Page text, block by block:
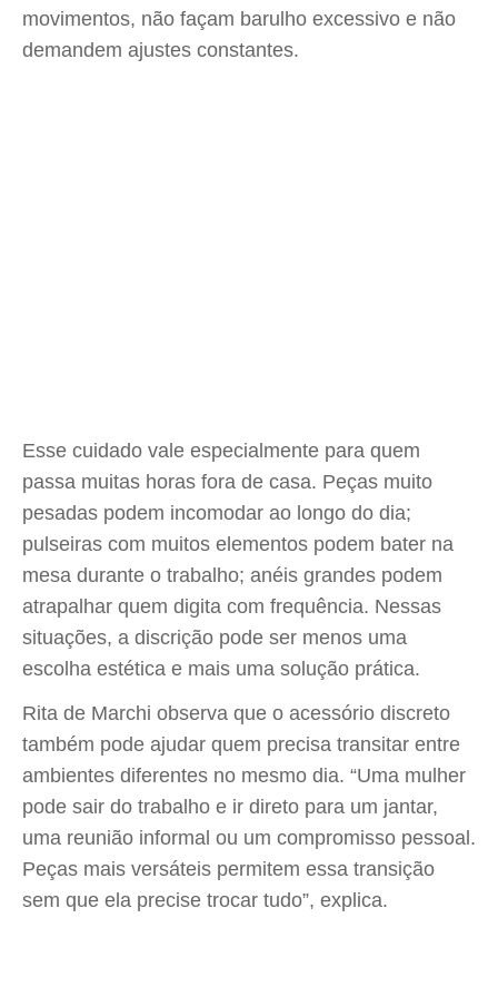
movimentos, não façam barulho excessivo e não
demandem ajustes constantes.
Esse cuidado vale especialmente para quem
passa muitas horas fora de casa. Peças muito
pesadas podem incomodar ao longo do dia;
pulseiras com muitos elementos podem bater na
mesa durante o trabalho; anéis grandes podem
atrapalhar quem digita com frequência. Nessas
situações, a discrição pode ser menos uma
escolha estética e mais uma solução prática.
Rita de Marchi observa que o acessório discreto
também pode ajudar quem precisa transitar entre
ambientes diferentes no mesmo dia. “Uma mulher
pode sair do trabalho e ir direto para um jantar,
uma reunião informal ou um compromisso pessoal.
Peças mais versáteis permitem essa transição
sem que ela precise trocar tudo”, explica.